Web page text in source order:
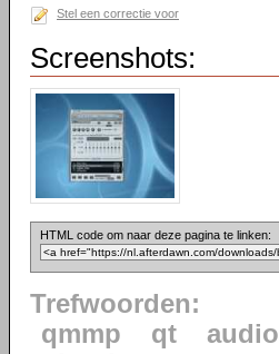
Stel een correctie voor
Screenshots:
HTML code om naar deze pagina te linken:
Trefwoorden:
qmmp
qt audio